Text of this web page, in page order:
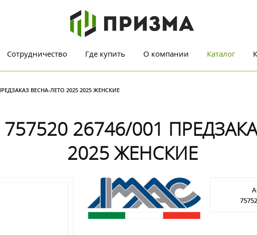
Сотрудничество Где купить О компании Каталог
ВЕСНА-ЛЕТО 2025 2025 ЖЕНСКИЕ
26746/001
2025 ЖЕНСКИЕ